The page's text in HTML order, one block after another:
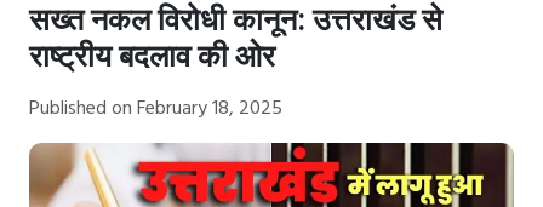
सख्त नकल विरोधी कानून: उत्तराखंड से
राष्ट्रीय बदलाव की ओर
Published on February 18, 2025